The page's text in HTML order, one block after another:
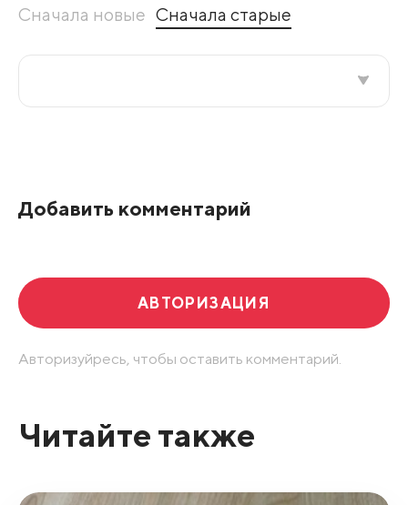
Сначала новые Сначала старые
Добавить комментарий
АВТОРИЗАЦИЯ
Авторизуйресь, чтобы оставить комментарий.
Читайте также